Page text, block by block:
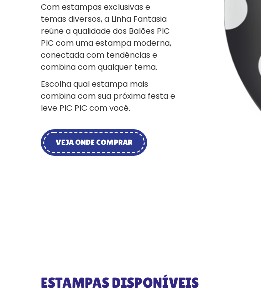
Com estampas exclusivas e
temas diversos, a Linha Fantasia
reúne a qualidade dos Balões PIC
PIC com uma estampa moderna,
conectada com tendências e
combina com qualquer tema.
Escolha qual estampa mais
combina com sua próxima festa e
leve PIC PIC com você.
VEJA ONDE COMPRAR
ESTAMPAS DISPONÍVEIS